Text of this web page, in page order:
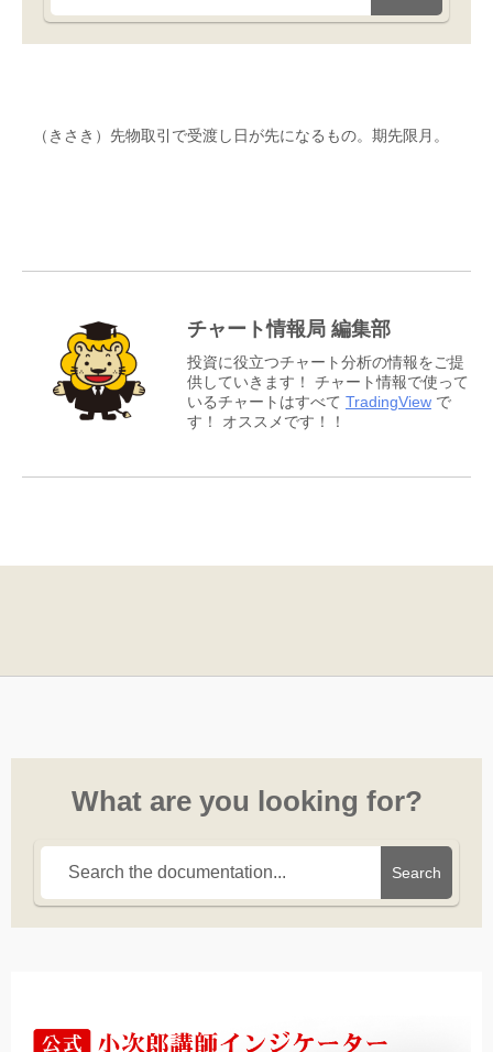
（きさき）先物取引で受渡し日が先になるもの。期先限月。
チャート情報局 編集部
投資に役立つチャート分析の情報をご提
供していきます！ チャート情報で使って
いるチャートはすべて TradingView で
す！ オススメです！！
What are you looking for?
Search